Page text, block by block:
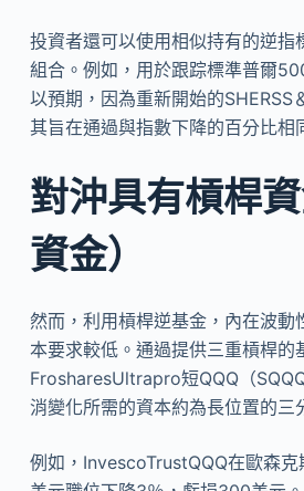
投資者還可以使用相似持有的逆指
組合。例如，用於跟踪標準普爾
以預期，因為重新開始的SHERSS
其旨在通過與指數下降的百分比相
對沖具有槓桿
資金）
然而，利用槓桿逆基金，內在波動
本要求較低。通過提供三重槓桿的
FrosharesUltrapro短QQQ（
消變化所需的資本約為長位置的三
例如，InvescoTrustQQQ在歐森